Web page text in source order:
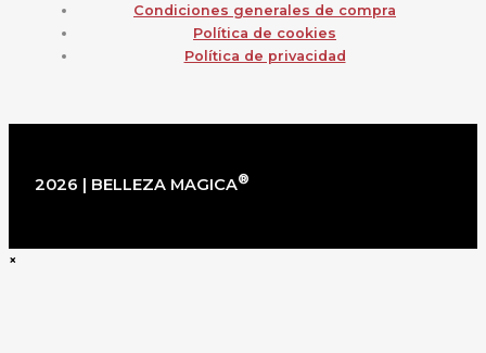
Condiciones generales de compra
Política de cookies
Política de privacidad
2026 | BELLEZA MAGICA®
×